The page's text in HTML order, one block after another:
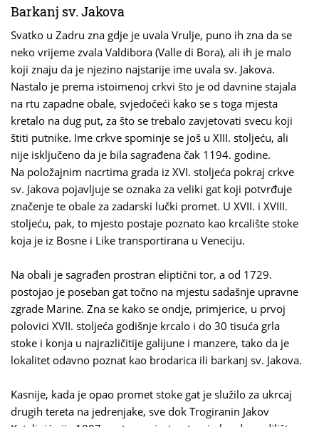
Barkanj sv. Jakova
Svatko u Zadru zna gdje je uvala Vrulje, puno ih zna da se
neko vrijeme zvala Valdibora (Valle di Bora), ali ih je malo
koji znaju da je njezino najstarije ime uvala sv. Jakova.
Nastalo je prema istoimenoj crkvi što je od davnine stajala
na rtu zapadne obale, svjedočeći kako se s toga mjesta
kretalo na dug put, za što se trebalo zavjetovati svecu koji
štiti putnike. Ime crkve spominje se još u XIII. stoljeću, ali
nije isključeno da je bila sagrađena čak 1194. godine.
Na položajnim nacrtima grada iz XVI. stoljeća pokraj crkve
sv. Jakova pojavljuje se oznaka za veliki gat koji potvrđuje
značenje te obale za zadarski lučki promet. U XVII. i XVIII.
stoljeću, pak, to mjesto postaje poznato kao krcalište stoke
koja je iz Bosne i Like transportirana u Veneciju.
Na obali je sagrađen prostran eliptični tor, a od 1729.
postojao je poseban gat točno na mjestu sadašnje upravne
zgrade Marine. Zna se kako se ondje, primjerice, u prvoj
polovici XVII. stoljeća godišnje krcalo i do 30 tisuća grla
stoke i konja u najrazličitije galijune i manzere, tako da je
lokalitet odavno poznat kao brodarica ili barkanj sv. Jakova.
Kasnije, kada je opao promet stoke gat je služilo za ukrcaj
drugih tereta na jedrenjake, sve dok Trogiranin Jakov